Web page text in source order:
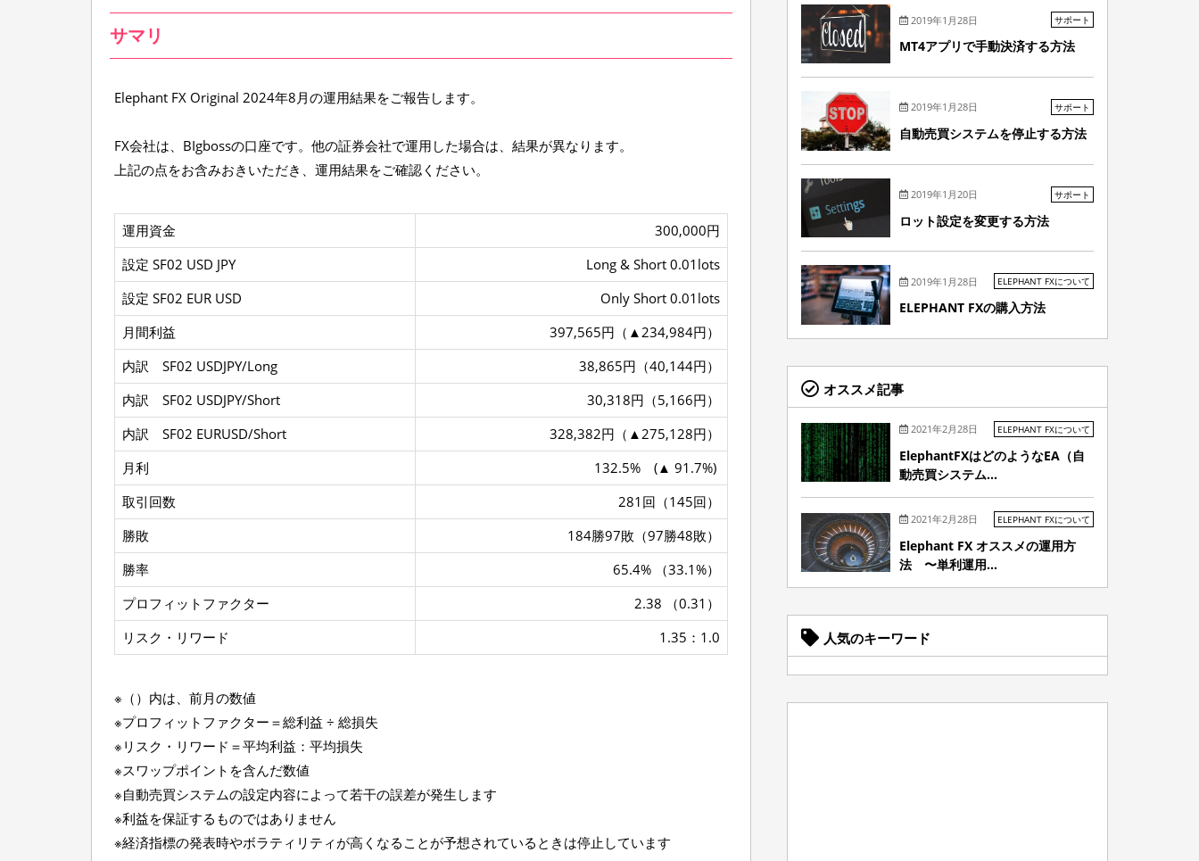
t
】
E
p
a
n
t
X
O
r
i
g
i
n
a
l
2
0
2
4
年
8
月
サマリ
Elephant FX Original 2024年8月の運用結果をご報告します。
FX会社は、BIgbossの口座です。他の証券会社で運用した場合は、結果が異なります。
上記の点をお含みおきいただき、運用結果をご確認ください。
運用資金
300,000円
設定 SF02 USD JPY
Long & Short 0.01lots
設定 SF02 EUR USD
Only Short 0.01lots
月間利益
397,565円（▲234,984円）
内訳 SF02 USDJPY/Long
38,865円（40,144円）
内訳 SF02 USDJPY/Short
30,318円（5,166円）
内訳 SF02 EURUSD/Short
328,382円（▲275,128円）
月利
132.5% (▲ 91.7%)
取引回数
281回（145回）
勝敗
184勝97敗（97勝48敗）
勝率
65.4% （33.1%）
プロフィットファクター
2.38 （0.31）
リスク・リワード
1.35：1.0
※（）内は、前月の数値
※プロフィットファクター＝総利益 ÷ 総損失
※リスク・リワード＝平均利益：平均損失
※スワップポイントを含んだ数値
※自動売買システムの設定内容によって若干の誤差が発生します
※利益を保証するものではありません
※経済指標の発表時やボラティリティが高くなることが予想されているときは停止しています
2019年1月28日 サポート
MT4アプリで手動決済する方法
2019年1月28日 サポート
自動売買システムを停止する方法
2019年1月20日 サポート
ロット設定を変更する方法
2019年1月28日 ELEPHANT FXについて
ELEPHANT FXの購入方法
オススメ記事
2021年2月28日 ELEPHANT FXについて
ElephantFXはどのようなEA（自
動売買システム...
2021年2月28日 ELEPHANT FXについて
Elephant FX オススメの運用方
法 〜単利運用...
人気のキーワード